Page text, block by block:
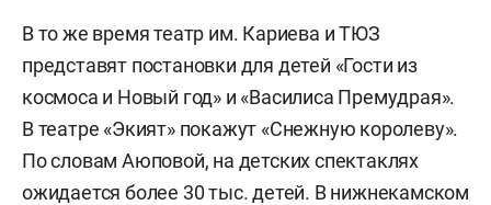
В то же время театр им. Кариева и ТЮЗ
представят постановки для детей «Гости из
космоса и Новый год» и «Василиса Премудрая».
В театре «Экият» покажут «Снежную королеву».
По словам Аюповой, на детских спектаклях
ожидается более 30 тыс. детей. В нижнекамском